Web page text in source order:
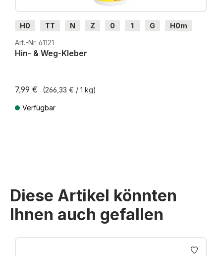
H0 TT N Z 0 1 G
H0m
H0e
Art.-Nr. 61121
Hin- & Weg-Kleber
7,99 € (266,33 € / 1 kg)
Verfügbar
Diese Artikel könnten
Ihnen auch gefallen
Produktgalerie überspringen